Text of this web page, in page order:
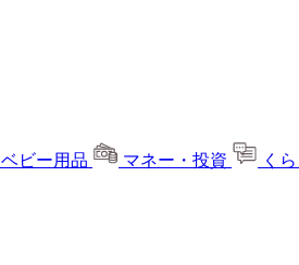
ベビー用品 マネー・投資 く